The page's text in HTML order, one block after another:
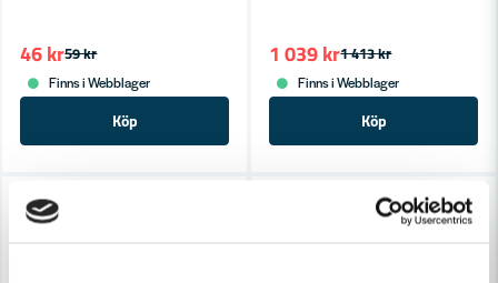
59 kr
46 kr
Finns i Webblager
Köp
1 413 kr
1 039 kr
Finns i Webblager
Köp
-30%